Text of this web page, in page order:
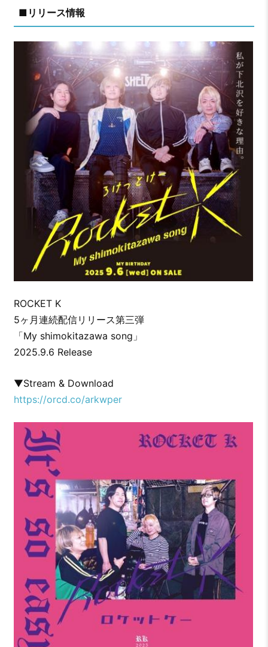
■リリース情報
ROCKET K
5ヶ月連続配信リリース第三弾
「My shimokitazawa song」
2025.9.6 Release
▼Stream & Download
https://orcd.co/arkwper